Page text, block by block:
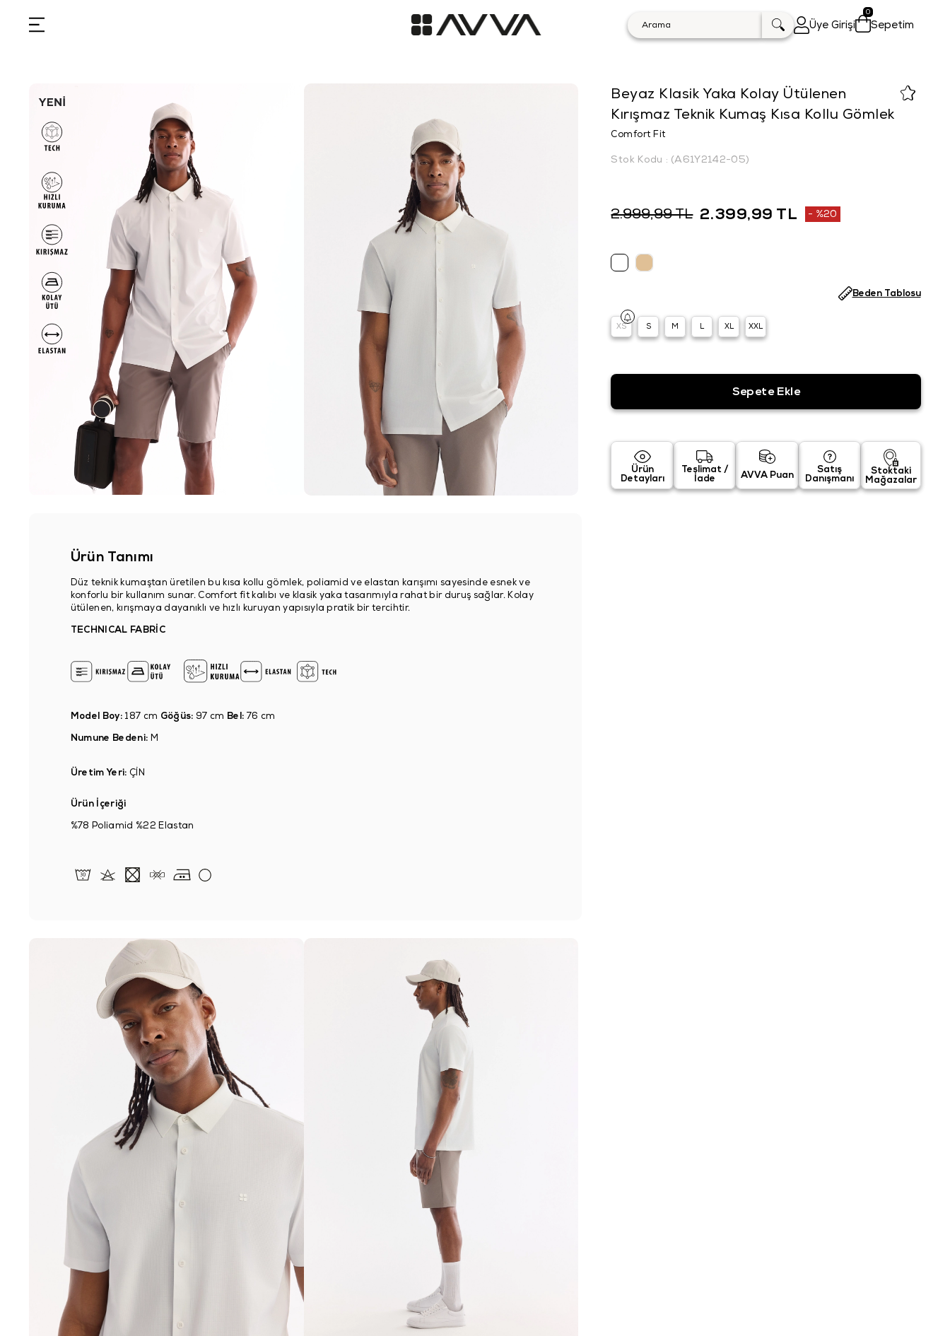
Üye Girişi Sepetim
0
Ürün Tanımı
Düz teknik kumaştan üretilen bu kısa kollu gömlek, poliamid ve elastan karışımı sayesinde esnek ve
konforlu bir kullanım sunar. Comfort fit kalıbı ve klasik yaka tasarımıyla rahat bir duruş sağlar. Kolay
ütülenen, kırışmaya dayanıklı ve hızlı kuruyan yapısıyla pratik bir tercihtir.
TECHNICAL FABRİC
Model Boy: 187 cm Göğüs: 97 cm Bel: 76 cm
Numune Bedeni: M
Üretim Yeri: ÇİN
Ürün İçeriği
%78 Poliamid %22 Elastan
Beyaz Klasik Yaka Kolay Ütülenen
Kırışmaz Teknik Kumaş Kısa Kollu Gömlek
Comfort Fit
Stok Kodu (A61Y2142-05)
2.999,99 TL 2.399,99 TL %20
XS S M L XL XXL
Beden Tablosu
Ürün
Detayları
Teslimat /
İade
AVVA Puan
Satış
Danışmanı
Stoktaki
Mağazalar